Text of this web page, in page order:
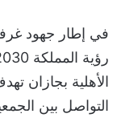
في إطار جهود
الأهلية بجازان
التواصل بين